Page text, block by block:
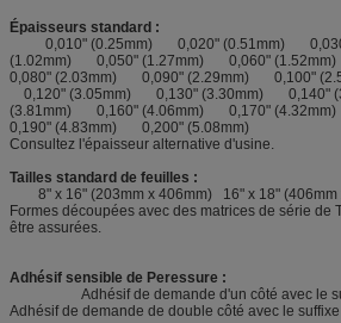
Épaisseurs standard :
0,010" (0.25mm) 0,020" (0.51mm)
(1.02mm) 0,050" (1.27mm) 0,060"
0,080" (2.03mm) 0,090" (2.29mm) 0,100"
0,120" (3.05mm) 0,130" (3.30mm) 0,140"
(3.81mm) 0,160" (4.06mm) 0,170"
0,190" (4.83mm) 0,200" (5.08mm)
Consultez l'épaisseur alternative d'usine.
Tailles standard de feuilles :
8" x 16" (203mm x 406mm) 16" x 18" (406mm
Formes découpées avec des matrices de série de
être assurées.
Adhésif sensible de Peressure :
Adhésif de demande d'un côté avec le
Adhésif de demande de double côté avec le